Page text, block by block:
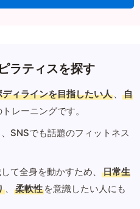
ラティスを探す
ィラインを目指したい人 、
自
レーニングです。
SNSでも話題のフィットネス
て全身を動かすため、
日常生
、 柔軟性 を意識したい人にも